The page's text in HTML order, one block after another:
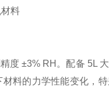
±3% RH。配备 5L 大
料的力学性能变化，